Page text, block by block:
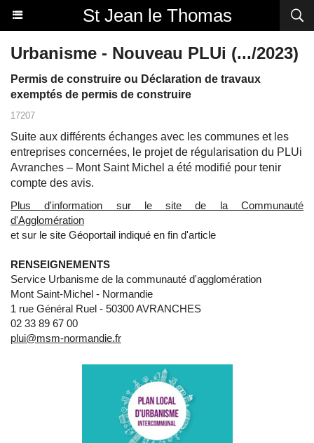
St Jean le Thomas
Urbanisme - Nouveau PLUi (.../2023)
Permis de construire ou Déclaration de travaux
exemptés de permis de construire
17207
Suite aux différents échanges avec les communes et les
entreprises concernées, le projet de régularisation du PLUi
Avranches – Mont Saint Michel a été modifié pour tenir
compte des avis.
Plus d'information sur le site de la Communauté
d'Agglomération
et sur le site Géoportail indiqué en fin d'article
RENSEIGNEMENTS
Service Urbanisme de la communauté d'agglomération
Mont Saint-Michel - Normandie
1 rue Général Ruel - 50300 AVRANCHES
02 33 89 67 00
plui@msm-normandie.fr